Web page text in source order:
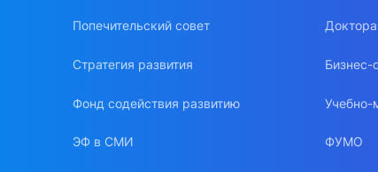
Попечительский совет
Стратегия развития
Фонд содействия развитию
ЭФ в СМИ
Бизнес-
Учебно-
ФУМО